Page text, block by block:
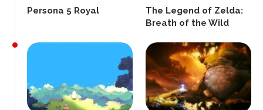
Persona 5 Royal
The Legend of Zelda:
Breath of the Wild